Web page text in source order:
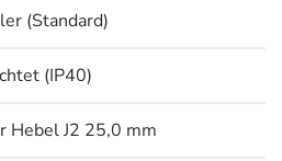
(Standard)
(IP40)
Hebel J2 25,0 mm